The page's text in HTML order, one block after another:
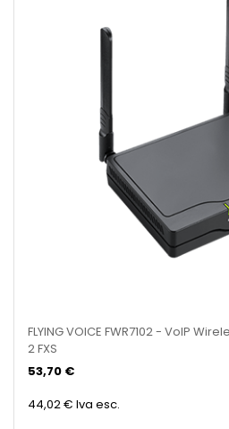
FLYING VOICE FWR7102 - VoIP
2 FXS
53,70 €
44,02 € Iva esc.